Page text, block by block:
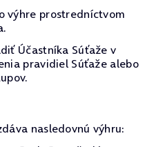
výhre prostredníctvom
Účastníka Súťaže v
pravidiel Súťaže alebo
nasledovnú výhru: